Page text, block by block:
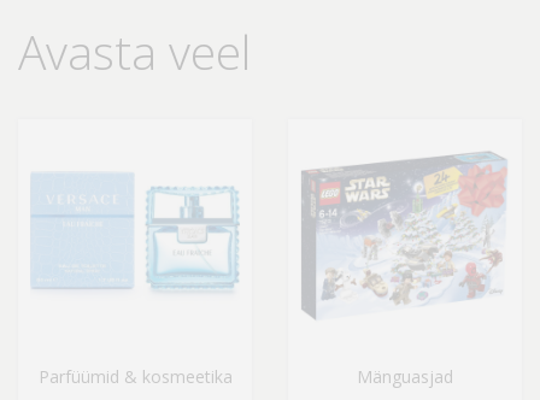
Avasta veel
Parfüümid & kosmeetika Mänguasjad